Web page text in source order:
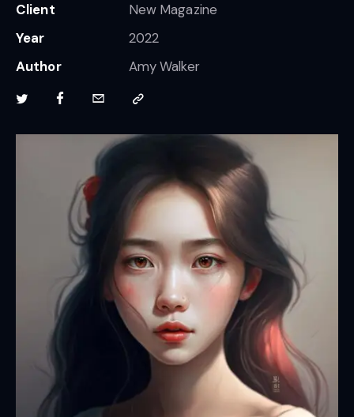
Client
New Magazine
Year
2022
Author
Amy Walker